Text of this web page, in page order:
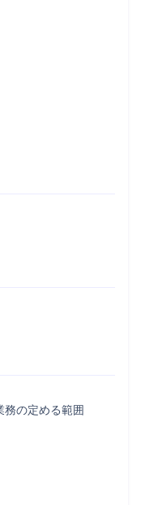
の定める範囲